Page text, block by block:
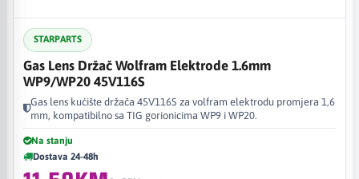
STARPARTS
Gas Lens Držač Wolfram Elektrode 1.6mm
WP9/WP20 45V116S
Gas lens kućište držača 45V116S za volfram elektrodu promjera 1,6
mm, kompatibilno sa TIG gorionicima WP9 i WP20.
Na stanju
Dostava 24-48h